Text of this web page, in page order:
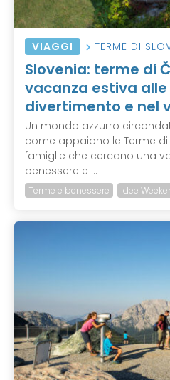
VIAGGI TERME DI
Slovenia: terme di
vacanza estiva
divertimento e nel
Un mondo azzurro
come appaiono le Terme di
famiglie che cercano una
benessere e ...
Terme e benessere Idee